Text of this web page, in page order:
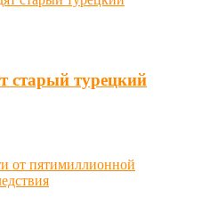
старый турецкий